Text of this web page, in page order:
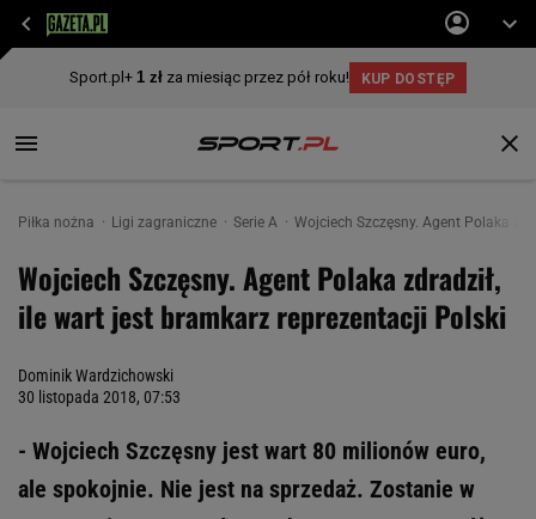
Piłka nożna Ligi zagraniczne Serie A Wojciech Szczęsny. Agent Polaka
Wojciech Szczęsny. Agent Polaka zdradził,
ile wart jest bramkarz reprezentacji Polski
Dominik Wardzichowski
30 listopada 2018, 07:53
- Wojciech Szczęsny jest wart 80 milionów euro,
ale spokojnie. Nie jest na sprzedaż. Zostanie w